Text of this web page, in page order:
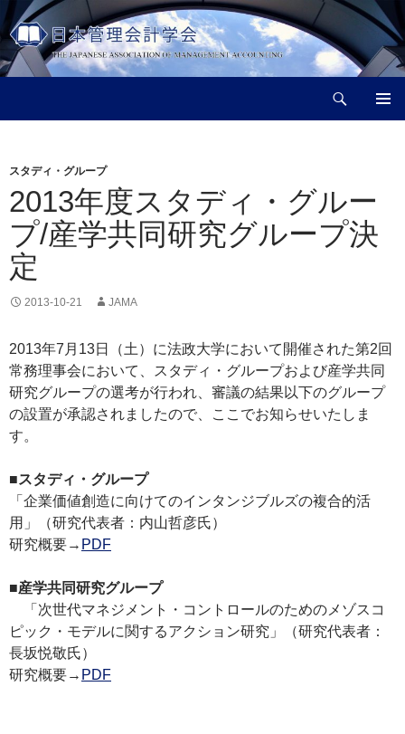
コ
ン
ン
へ
プ
スタディ・グループ
2013年度スタディ・グルー
プ/産学共同研究グループ決
定
2013-10-21 JAMA
2013年7月13日（土）に法政大学において開催された第2回
常務理事会において、スタディ・グループおよび産学共同
研究グループの選考が行われ、審議の結果以下のグループ
の設置が承認されましたので、ここでお知らせいたしま
す。
■スタディ・グループ
「企業価値創造に向けてのインタンジブルズの複合的活
用」（研究代表者：内山哲彦氏）
研究概要→ PDF
■産学共同研究グループ
「次世代マネジメント・コントロールのためのメゾスコ
ピック・モデルに関するアクション研究」（研究代表者：
長坂悦敬氏）
研究概要→ PDF